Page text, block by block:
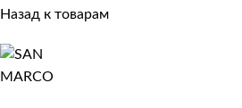
Назад к товарам